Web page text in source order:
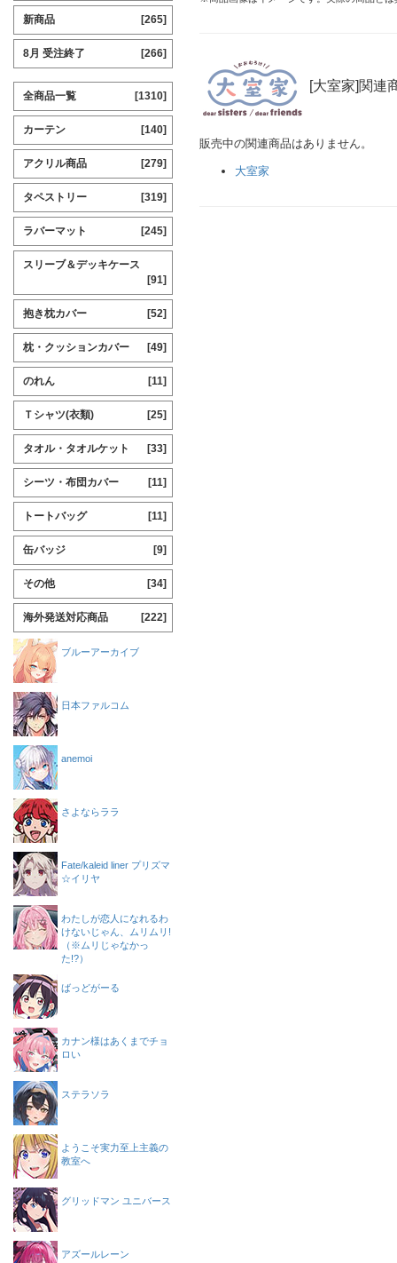
[大室家]関連
販売中の関連商品はありません。
大室家
新商品 [265]
8月 受注終了 [266]
全商品一覧 [1310]
カーテン [140]
アクリル商品 [279]
タペストリー [319]
ラバーマット [245]
スリーブ＆デッキケース
[91]
抱き枕カバー [52]
枕・クッションカバー [49]
のれん [11]
Ｔシャツ(衣類) [25]
タオル・タオルケット [33]
シーツ・布団カバー [11]
トートバッグ [11]
缶バッジ [9]
その他 [34]
海外発送対応商品 [222]
ブルーアーカイブ
日本ファルコム
anemoi
さよならララ
Fate/kaleid liner プリズマ
☆イリヤ
わたしが恋人になれるわ
けないじゃん、ムリムリ!
（※ムリじゃなかっ
た!?）
ばっどがーる
カナン様はあくまでチョ
ロい
ステラソラ
ようこそ実力至上主義の
教室へ
グリッドマン ユニバース
アズールレーン